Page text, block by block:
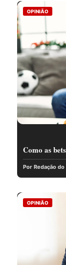
OPINIÃO
Como as
Por Redação
OPINIÃO